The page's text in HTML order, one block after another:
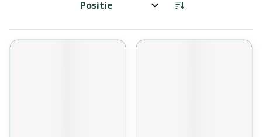
Sorteer op: